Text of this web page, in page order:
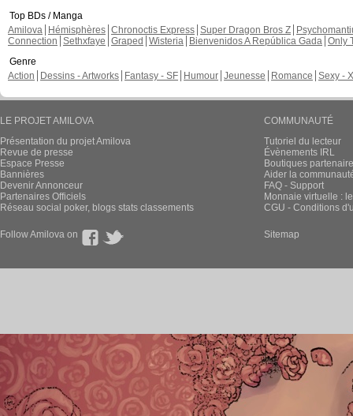
Top BDs / Manga
Amilova
Hémisphères Chronoctis Express Super Dragon Bros Z
Connection Sethxfaye Graped Wisteria Bienvenidos A República Gada Only
Genre
Action
Dessins - Artworks Fantasy - SF Humour Jeunesse Romance Sexy -
LE PROJET AMILOVA
Présentation du projet Amilova
Revue de presse
Espace Presse
Bannières
Devenir Annonceur
Partenaires Officiels
Réseau social poker, blogs stats classements
COMMUNAUTÉ
Tutoriel du lecteur
Évènements IRL
Boutiques
Aider la
FAQ - Support
Monnaie virtuelle :
CGU - Conditions
Follow Amilova on Sitemap